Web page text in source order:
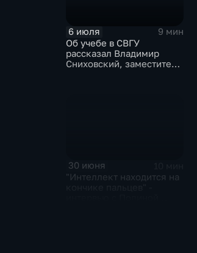
6 июля
9 мин
Об учебе в СВГУ
рассказал Владимир
Сниховский, заместитель
30 июня
"Интеллект находится на